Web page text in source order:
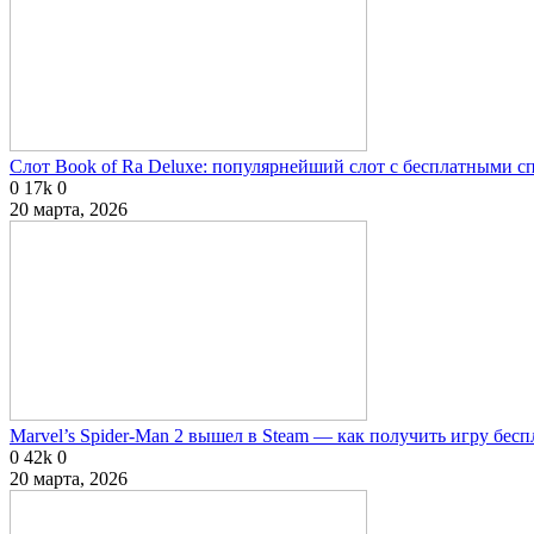
Слот Book of Ra Deluxe: популярнейший слот с бесплатными
0 17k 0
20 марта, 2026
Marvel’s Spider-Man 2 вышел в Steam — как получить игру
0 42k 0
20 марта, 2026